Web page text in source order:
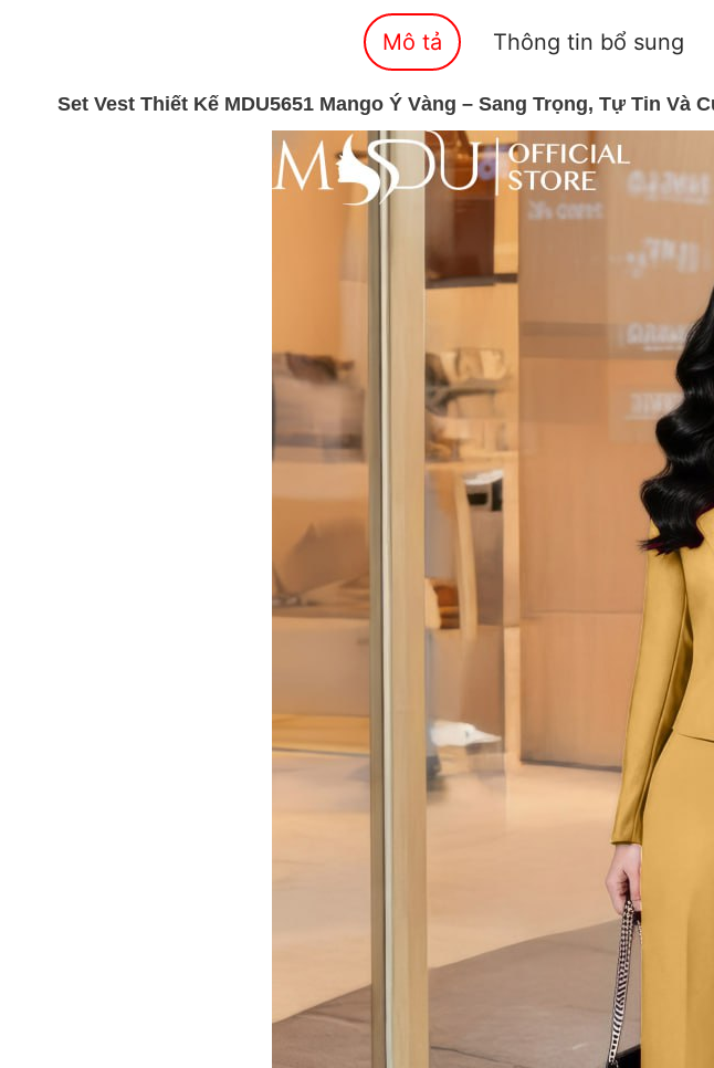
Mô tả Thông tin bổ sung
Set Vest Thiết Kế MDU5651 Mango Ý Vàng – Sang Trọng, Tự Tin Và